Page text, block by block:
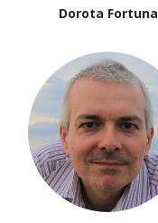
Dorota Fortuna